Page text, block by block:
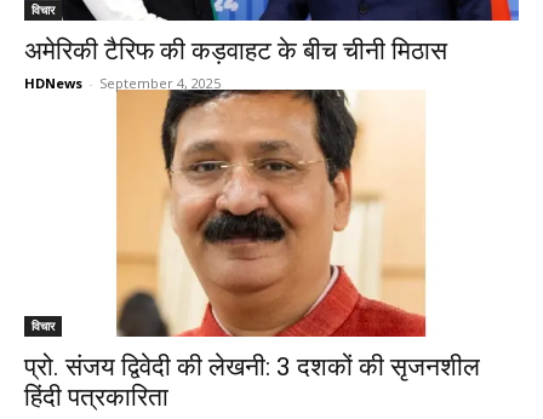
विचार
अमेरिकी टैरिफ की कड़वाहट के बीच चीनी मिठास
HDNews - September 4, 2025
विचार
प्रो. संजय द्विवेदी की लेखनी: 3 दशकों की सृजनशील
हिंदी पत्रकारिता